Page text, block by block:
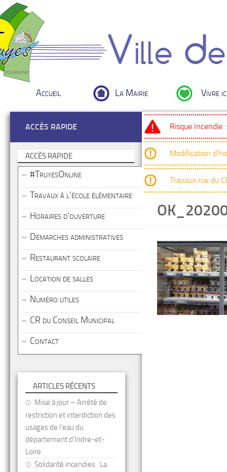
Accueil La Mairie Vivre
Risque Incendie
Modification
Travaux rue du
ACCÈS RAPIDE
ACCÈS RAPIDE
#TruyesOnline
Travaux à l’école élémentaire
Horaires d’ouverture
Démarches administratives
Restaurant scolaire
Location de salles
Numéro utiles
CR du Conseil Municipal
Contact
ARTICLES RÉCENTS
Mise à jour – Arrêté de
restriction et interdiction des
usages de l’eau du
département d’Indre-et-
Loire
Solidarité incendies : La